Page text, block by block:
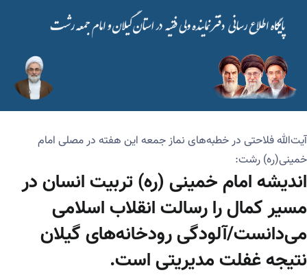
آیت‌الله فلاحتی در خطبه‌های نماز جمعه این هفته در مصلی امام
خمینی(ره) رشت:
اندیشه امام خمینی (ره) تربیت انسان در
مسیر کمال را رسالت انقلاب اسلامی
می‌دانست/آلودگی رودخانه‌های گیلان
نتیجه غفلت مدیریتی است.